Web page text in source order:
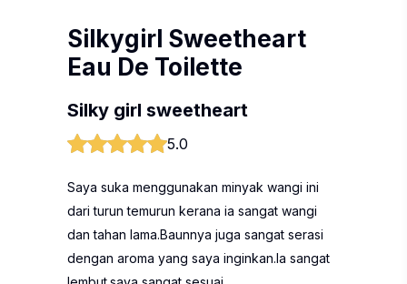
Silkygirl Sweetheart
Eau De Toilette
Silky girl sweetheart
5.0
Saya suka menggunakan minyak wangi ini
dari turun temurun kerana ia sangat wangi
dan tahan lama.Baunnya juga sangat serasi
dengan aroma yang saya inginkan.Ia sangat